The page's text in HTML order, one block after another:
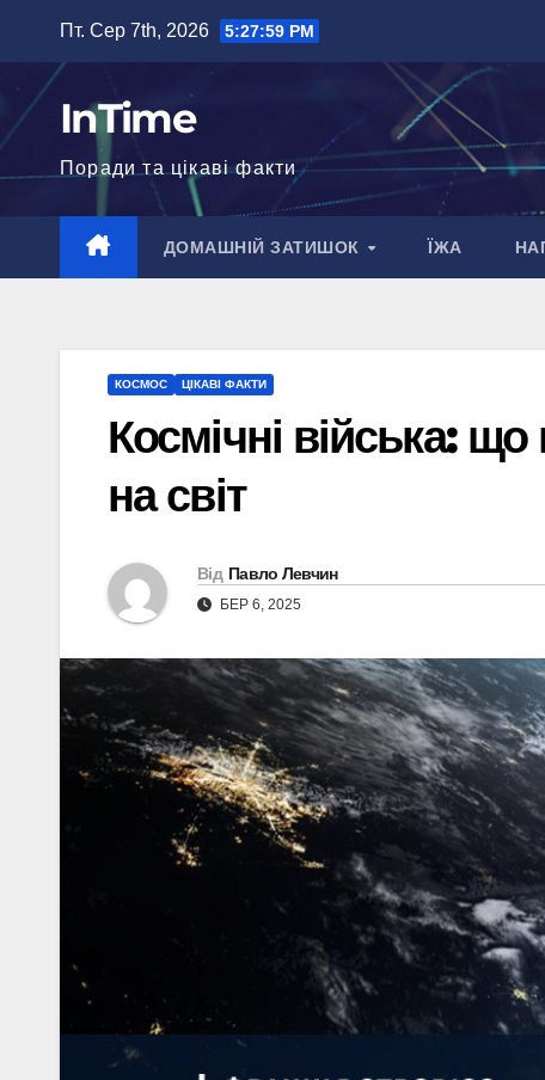
вмісту
Пт. Сер 7th, 2026 5:28:01 PM
InTime
Поради та цікаві факти
ДОМАШНІЙ ЗАТИШОК ЇЖА
КОСМОС ЦІКАВІ ФАКТИ
Космічні війська:
на світ
Від Павло Левчин
БЕР 6, 2025